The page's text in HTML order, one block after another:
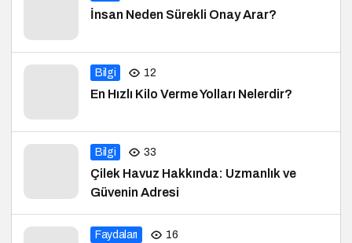
İnsan Neden Sürekli Onay Arar?
Bilgi 12
En Hızlı Kilo Verme Yolları Nelerdir?
Bilgi 33
Çilek Havuz Hakkında: Uzmanlık ve
Güvenin Adresi
Faydaları 16